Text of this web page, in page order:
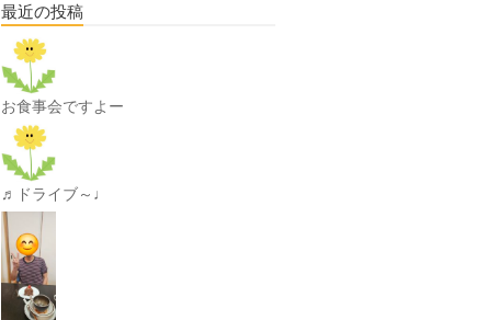
最近の投稿
お食事会ですよー
♬ドライブ～♩